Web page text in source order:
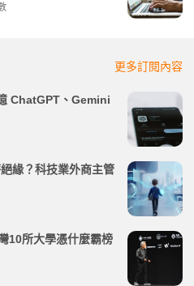
更多訂閱內容
ChatGPT、Gemini
緣？科技業外商主管
10所大學憑什麼霸榜